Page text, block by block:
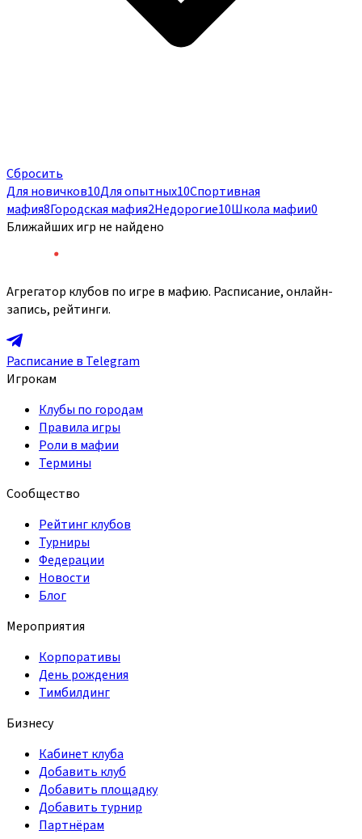
Сбросить
Для новичков10Для опытных10Спортивная
мафия8Городская мафия2Недорогие10Школа мафии0
Ближайших игр не найдено
Агрегатор клубов по игре в мафию. Расписание, онлайн-
запись, рейтинги.
Расписание в Telegram
Игрокам
Клубы по городам
Правила игры
Роли в мафии
Термины
Сообщество
Рейтинг клубов
Турниры
Федерации
Новости
Блог
Мероприятия
Корпоративы
День рождения
Тимбилдинг
Бизнесу
Кабинет клуба
Добавить клуб
Добавить площадку
Добавить турнир
Партнёрам